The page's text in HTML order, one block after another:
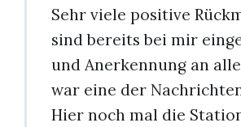
Sehr viele positive
sind bereits bei mir
und Anerkennung an
war eine der
Hier noch mal die